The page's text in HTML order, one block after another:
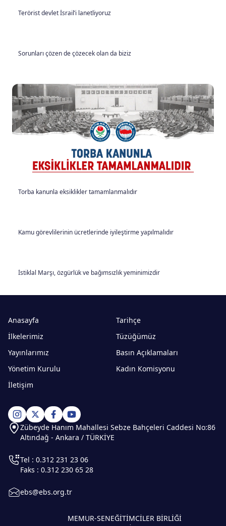
Terörist devlet İsrail’i lanetliyoruz
Sorunları çözen de çözecek olan da biziz
Torba kanunla eksiklikler tamamlanmalıdır
Kamu görevlilerinin ücretlerinde iyileştirme yapılmalıdır
İstiklal Marşı, özgürlük ve bağımsızlık yeminimizdir
Anasayfa
Tarihçe
İlkelerimiz
Tüzüğümüz
Yayınlarımız
Basın Açıklamaları
Yönetim Kurulu
Kadın Komisyonu
İletişim
MEMUR-SENEĞİTİMCİLER BİRLİĞİ
Zübeyde Hanım Mahallesi Sebze Bahçeleri Caddesi No:86
Altındağ - Ankara / TÜRKİYE
Tel : 0.312 231 23 06
Faks : 0.312 230 65 28
ebs@ebs.org.tr